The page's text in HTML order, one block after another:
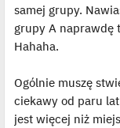
samej grupy.
grupy A naprawdę
Hahaha.
Ogólnie muszę
ciekawy od paru
jest więcej niż